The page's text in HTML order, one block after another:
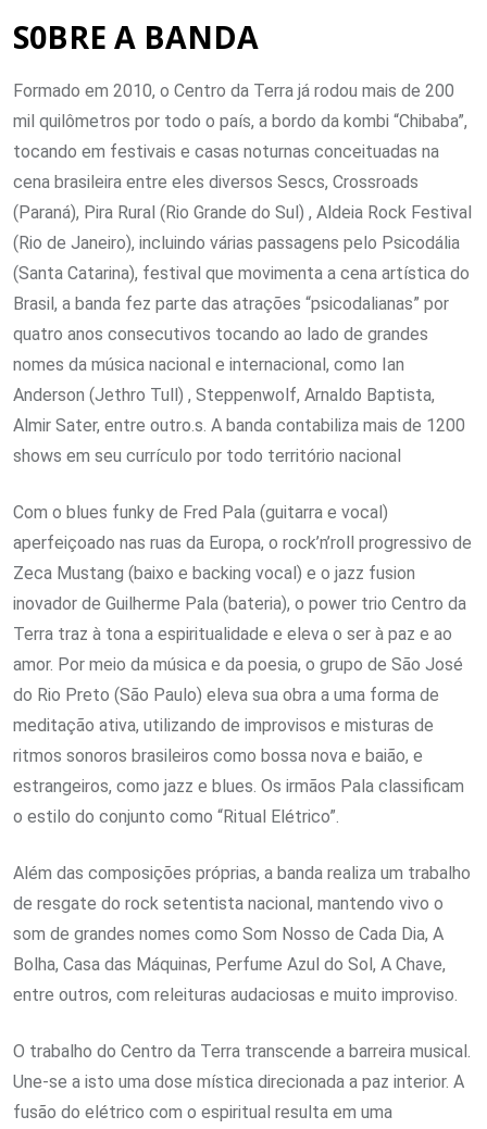
S0BRE A BANDA
Formado em 2010, o Centro da Terra já rodou mais de 200
mil quilômetros por todo o país, a bordo da kombi “Chibaba”,
tocando em festivais e casas noturnas conceituadas na
cena brasileira entre eles diversos Sescs, Crossroads
(Paraná), Pira Rural (Rio Grande do Sul) , Aldeia Rock Festival
(Rio de Janeiro), incluindo várias passagens pelo Psicodália
(Santa Catarina), festival que movimenta a cena artística do
Brasil, a banda fez parte das atrações “psicodalianas” por
quatro anos consecutivos tocando ao lado de grandes
nomes da música nacional e internacional, como Ian
Anderson (Jethro Tull) , Steppenwolf, Arnaldo Baptista,
Almir Sater, entre outro.s. A banda contabiliza mais de 1200
shows em seu currículo por todo território nacional
Com o blues funky de Fred Pala (guitarra e vocal)
aperfeiçoado nas ruas da Europa, o rock’n’roll progressivo de
Zeca Mustang (baixo e backing vocal) e o jazz fusion
inovador de Guilherme Pala (bateria), o power trio Centro da
Terra traz à tona a espiritualidade e eleva o ser à paz e ao
amor. Por meio da música e da poesia, o grupo de São José
do Rio Preto (São Paulo) eleva sua obra a uma forma de
meditação ativa, utilizando de improvisos e misturas de
ritmos sonoros brasileiros como bossa nova e baião, e
estrangeiros, como jazz e blues. Os irmãos Pala classificam
o estilo do conjunto como “Ritual Elétrico”.
Além das composições próprias, a banda realiza um trabalho
de resgate do rock setentista nacional, mantendo vivo o
som de grandes nomes como Som Nosso de Cada Dia, A
Bolha, Casa das Máquinas, Perfume Azul do Sol, A Chave,
entre outros, com releituras audaciosas e muito improviso.
O trabalho do Centro da Terra transcende a barreira musical.
Une-se a isto uma dose mística direcionada a paz interior. A
fusão do elétrico com o espiritual resulta em uma